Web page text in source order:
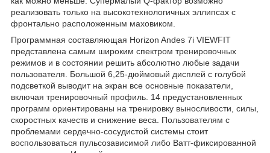
реализовать только на высокотехнологичных эллипсах с
фронтально расположенным маховиком.
Программная составляющая Horizon Andes 7i VIEWFIT
представлена самым широким спектром тренировочных
режимов и в состоянии решить абсолютно любые задачи
пользователя. Большой 6,25-дюймовый дисплей с голубой
подсветкой выводит на экран все основные показатели,
включая тренировочный профиль. 14 предустановленных
программ ориентированы на тренировку выносливости, силы,
скоростных качеств и снижение веса. Пользователям с
проблемами сердечно-сосудистой системы стоит
воспользоваться пульсозависимой либо Ватт-фиксированной